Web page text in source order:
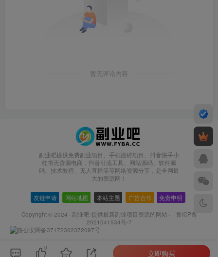
暂无评论内容
副业吧提供免费副业项目、手机搬砖项目、抖音快手小
红书无货源电商，抖音引流工具、网站源码、软件源
码、技术教程、无人直播等等网络资源分享，是全网最
大的资源网！
友链申请 网站地图 本站主题 广告合作 免责申明
Copyright © 2024 · 副业吧-提供最新副业项目资源的网站 · · 鲁ICP备
2021041534号-7
鲁公安网备37172302372097号
0
立即购买